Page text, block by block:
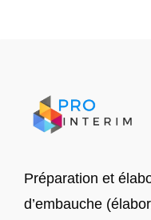
Préparation et
d’embauche